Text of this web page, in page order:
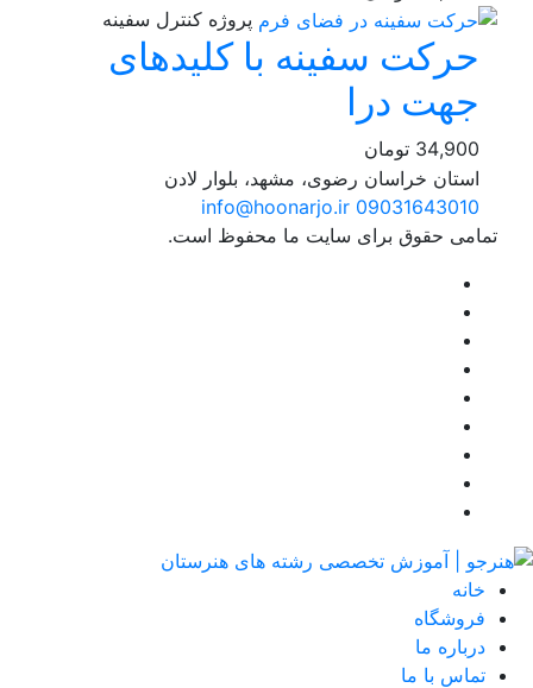
پروژه کنترل سفینه
حرکت سفینه با کلیدهای
جهت درا
34,900 تومان
استان خراسان رضوی، مشهد، بلوار لادن
09031643010
info@hoonarjo.ir
تمامی حقوق برای سایت ما محفوظ است.
خانه
فروشگاه
درباره ما
تماس با ما